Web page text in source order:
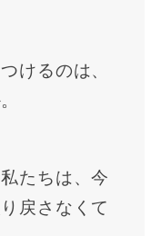
けるのは、
たちは、今
戻さなくて